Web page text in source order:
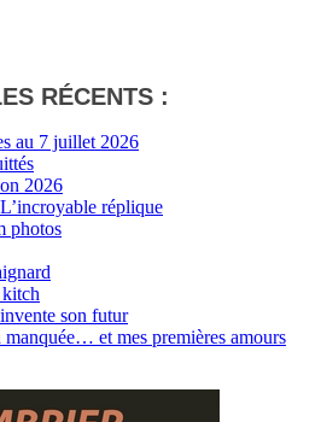
RÉCENTS :
au 7 juillet 2026
2026
réplique
photos
kitch
son futur
et mes premières amours